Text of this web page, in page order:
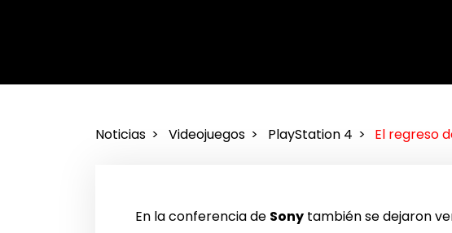
Noticias Videojuegos PlayStation 4 El regreso
En la conferencia de Sony también se dejaron